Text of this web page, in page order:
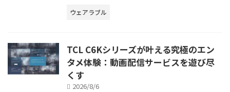
ウェアラブル
TCL C6Kシリーズが叶える究極のエン
タメ体験：動画配信サービスを遊び尽
くす
2026/8/6